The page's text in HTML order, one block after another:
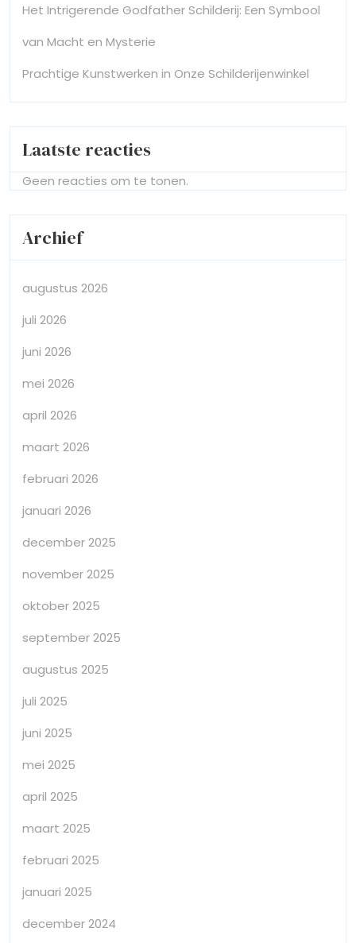
Het Intrigerende Godfather Schilderij: Een Symbool
van Macht en Mysterie
Prachtige Kunstwerken in Onze Schilderijenwinkel
Laatste reacties
Geen reacties om te tonen.
Archief
augustus 2026
juli 2026
juni 2026
mei 2026
april 2026
maart 2026
februari 2026
januari 2026
december 2025
november 2025
oktober 2025
september 2025
augustus 2025
juli 2025
juni 2025
mei 2025
april 2025
maart 2025
februari 2025
januari 2025
december 2024